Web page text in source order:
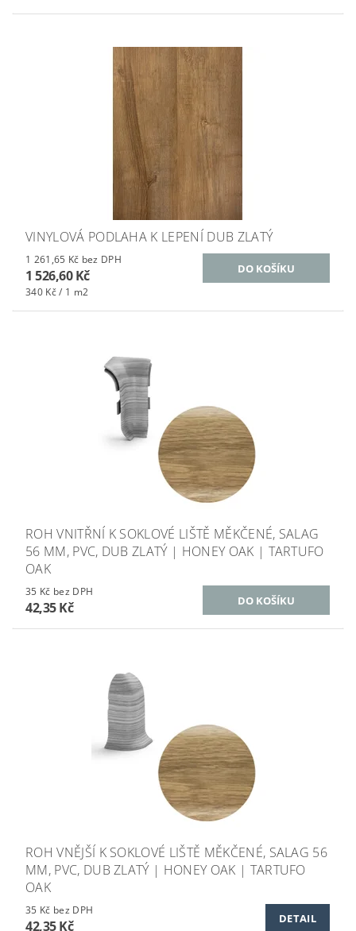
VINYLOVÁ PODLAHA K LEPENÍ DUB ZLATÝ
1 261,65 Kč bez DPH
1 526,60 Kč
340 Kč / 1 m2
ROH VNITŘNÍ K SOKLOVÉ LIŠTĚ MĚKČENÉ, SALAG
56 MM, PVC, DUB ZLATÝ | HONEY OAK | TARTUFO
OAK
35 Kč bez DPH
42,35 Kč
ROH VNĚJŠÍ K SOKLOVÉ LIŠTĚ MĚKČENÉ, SALAG 56
MM, PVC, DUB ZLATÝ | HONEY OAK | TARTUFO
OAK
35 Kč bez DPH
42,35 Kč DETAIL